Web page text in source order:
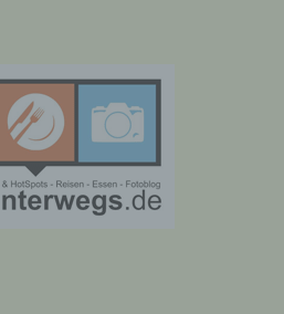
nach
oder dem Recht der
möglicherweise
Daten erhalten, gelten
Empfänger.